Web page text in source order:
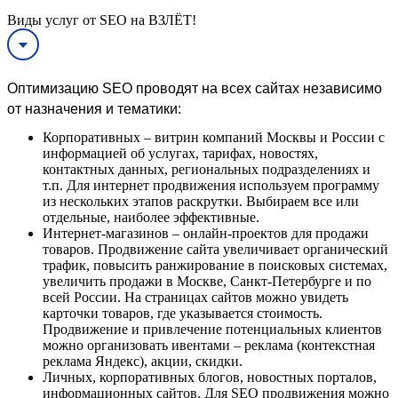
Виды услуг от SEO на ВЗЛЁТ!
Оптимизацию SEO проводят на всех сайтах независимо
от назначения и тематики:
Корпоративных – витрин компаний Москвы и России с
информацией об услугах, тарифах, новостях,
контактных данных, региональных подразделениях и
т.п. Для интернет продвижения используем программу
из нескольких этапов раскрутки. Выбираем все или
отдельные, наиболее эффективные.
Интернет-магазинов – онлайн-проектов для продажи
товаров. Продвижение сайта увеличивает органический
трафик, повысить ранжирование в поисковых системах,
увеличить продажи в Москве, Санкт-Петербурге и по
всей России. На страницах сайтов можно увидеть
карточки товаров, где указывается стоимость.
Продвижение и привлечение потенциальных клиентов
можно организовать ивентами – реклама (контекстная
реклама Яндекс), акции, скидки.
Личных, корпоративных блогов, новостных порталов,
информационных сайтов. Для SEO продвижения можно